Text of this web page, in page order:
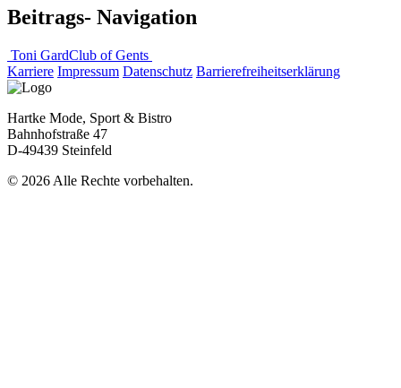
Beitrags- Navigation
Toni GardClub of Gents
Karriere Impressum Datenschutz Barrierefreiheitserklärung
Hartke Mode, Sport & Bistro
Bahnhofstraße 47
D-49439 Steinfeld
© 2026 Alle Rechte vorbehalten.